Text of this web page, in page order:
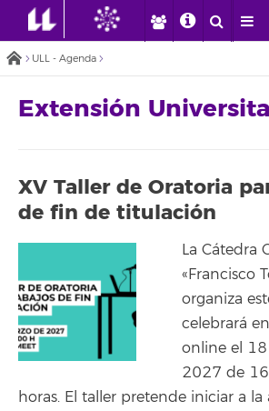
ULL - Agenda
Extensión
XV Taller de Oratoria
de fin de titulación
La Cátedra
«Francisco
organiza
celebrará
online el
2027 de
horas. El taller pretende iniciar a